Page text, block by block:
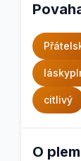
citlivý
O